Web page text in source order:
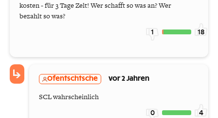
kosten - für 3 Tage Zelt! Wer schafft so was an? Wer
bezahlt so was?
1 18
Ofentschtsche vor 2 Jahren
SCL wahrscheinlich
0 4